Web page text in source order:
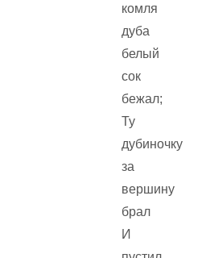
комля
дуба
белый
сок
бежал;
Ту
дубиночку
за
вершину
брал
И